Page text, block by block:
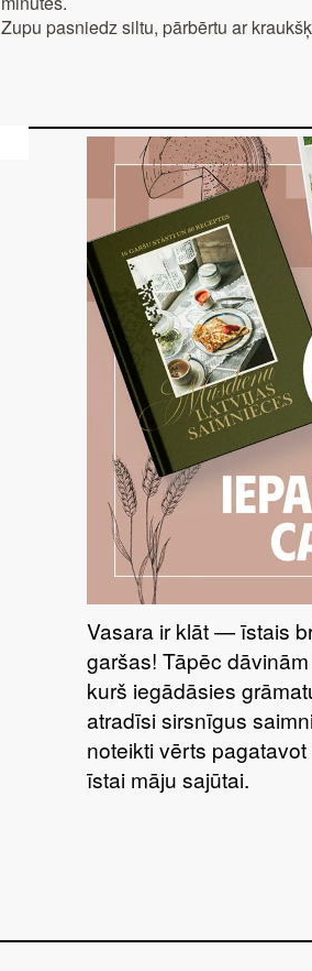
Zupu pasniedz siltu, pārbērtu ar
Vasara ir klāt — īstais
garšas! Tāpēc
kurš iegādāsies
atradīsi sirsnīgus
noteikti vērts
īstai māju sajūtai.